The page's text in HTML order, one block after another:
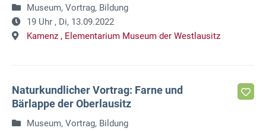
Museum, Vortrag, Bildung
19 Uhr , Di, 13.09.2022
Kamenz , Elementarium Museum der Westlausitz
Naturkundlicher Vortrag: Farne und
Bärlappe der Oberlausitz
Museum, Vortrag, Bildung